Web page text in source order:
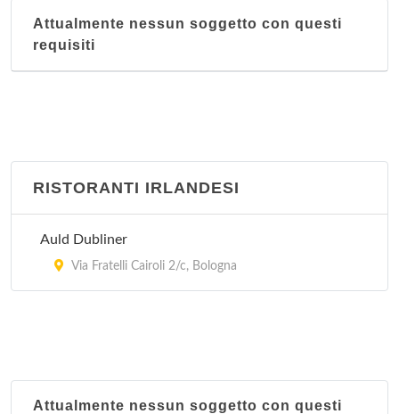
Attualmente nessun soggetto con questi
requisiti
RISTORANTI IRLANDESI
Auld Dubliner
Via Fratelli Cairoli 2/c, Bologna
Attualmente nessun soggetto con questi